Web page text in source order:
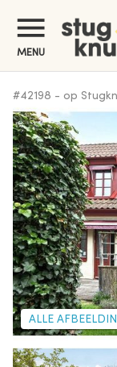
MENU
#42198 - op
ALLE